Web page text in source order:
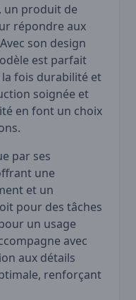
un produit de
répondre aux
son design
est parfait
fois durabilité et
soignée et
en font un choix
par ses
une
et un
pour des tâches
un usage
avec
aux détails
renforçant